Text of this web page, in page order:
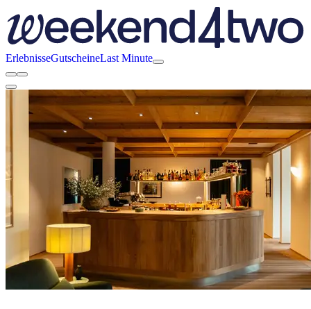
ErlebnisseGutscheineLast Minute